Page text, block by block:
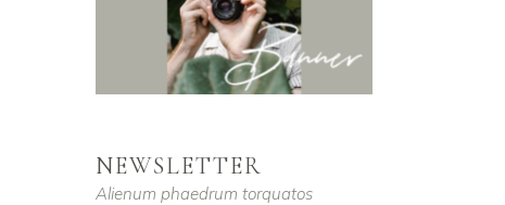
NEWSLETTER
Alienum phaedrum torquatos